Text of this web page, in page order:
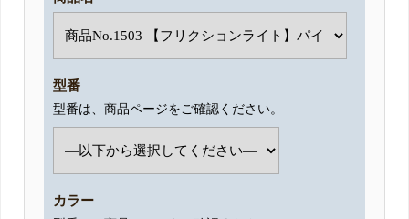
型番
型番は、商品ページをご確認ください。
カラー